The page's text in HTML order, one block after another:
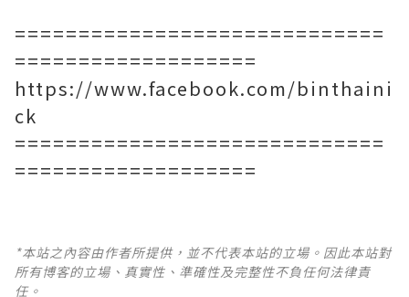
=============================
===================
https://www.facebook.com/binthaini
ck
=============================
===================
*本站之內容由作者所提供，並不代表本站的立場。因此本站對
所有博客的立場、真實性、準確性及完整性不負任何法律責
任。